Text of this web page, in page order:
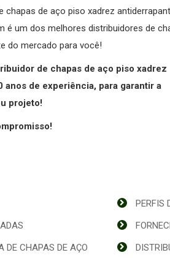
chapas de aço piso xadrez
é um dos melhores distribuidores de
do mercado para você!
de chapas de aço piso xadrez
anos de experiência, para garantir a
projeto!
PERFIS
DE CHAPAS DE AÇO